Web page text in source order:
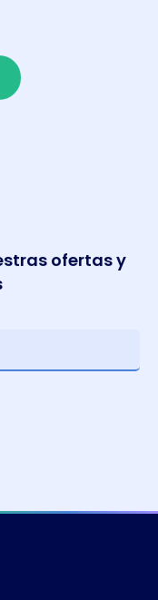
ofertas y